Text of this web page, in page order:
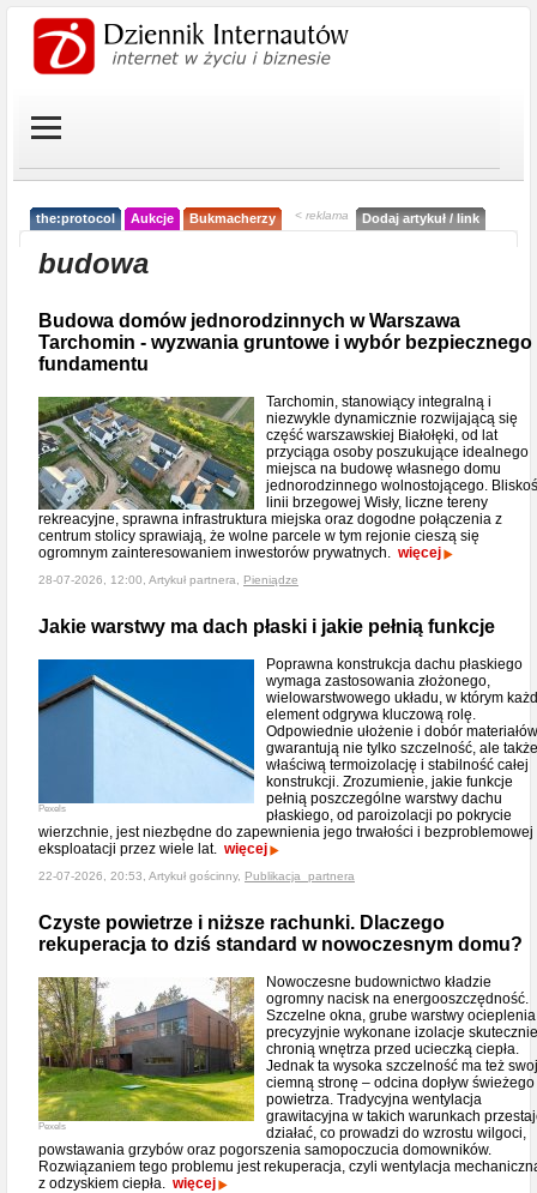
the:protocol Aukcje Bukmacherzy < reklama Dodaj artykuł / link
budowa
Budowa domów jednorodzinnych w Warszawa
Tarchomin - wyzwania gruntowe i wybór bezpiecznego
fundamentu
Tarchomin, stanowiący integralną i
niezwykle dynamicznie rozwijającą się
część warszawskiej Białołęki, od lat
przyciąga osoby poszukujące idealnego
miejsca na budowę własnego domu
jednorodzinnego wolnostojącego.
linii brzegowej Wisły, liczne tereny
rekreacyjne, sprawna infrastruktura miejska oraz dogodne połączenia z
centrum stolicy sprawiają, że wolne parcele w tym rejonie cieszą się
ogromnym zainteresowaniem inwestorów prywatnych. więcej
28-07-2026, 12:00, Artykuł partnera, Pieniądze
Jakie warstwy ma dach płaski i jakie pełnią funkcje
Pexels
Poprawna konstrukcja dachu płaskiego
wymaga zastosowania złożonego,
wielowarstwowego układu, w którym
element odgrywa kluczową rolę.
Odpowiednie ułożenie i dobór materiałów
gwarantują nie tylko szczelność, ale także
właściwą termoizolację i stabilność całej
konstrukcji. Zrozumienie, jakie funkcje
pełnią poszczególne warstwy dachu
płaskiego, od paroizolacji po pokrycie
wierzchnie, jest niezbędne do zapewnienia jego trwałości i bezproblemowej
eksploatacji przez wiele lat. więcej
22-07-2026, 20:53, Artykuł gościnny, Publikacja_partnera
Czyste powietrze i niższe rachunki. Dlaczego
rekuperacja to dziś standard w nowoczesnym domu?
Pexels
Nowoczesne budownictwo kładzie
ogromny nacisk na energooszczędność.
Szczelne okna, grube warstwy
precyzyjnie wykonane izolacje skutecznie
chronią wnętrza przed ucieczką ciepła.
Jednak ta wysoka szczelność ma też
ciemną stronę – odcina dopływ świeżego
powietrza. Tradycyjna wentylacja
grawitacyjna w takich warunkach
działać, co prowadzi do wzrostu wilgoci,
powstawania grzybów oraz pogorszenia samopoczucia domowników.
Rozwiązaniem tego problemu jest rekuperacja, czyli wentylacja
z odzyskiem ciepła. więcej